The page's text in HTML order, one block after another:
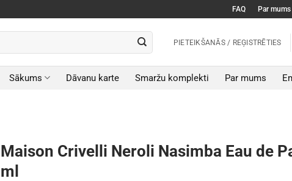
FAQ Par mums
PIETEIKŠANĀS / REĢISTRĒTIES
Sākums Dāvanu karte Smaržu komplekti Par mums
Maison Crivelli Neroli Nasimba Eau de
ml